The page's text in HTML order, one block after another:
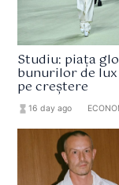
Studiu: piața
bunurilor de
pe creștere
hourglass_full16 day ago